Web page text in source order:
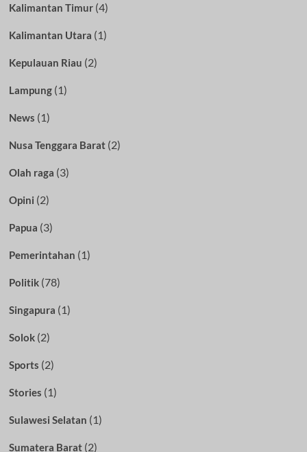
Kalimantan Timur(4)
Kalimantan Utara (1)
Kepulauan Riau (2)
Lampung(1)
News (1)
Nusa Tenggara Barat(2)
Olah raga (3)
Opini (2)
Papua (3)
Pemerintahan (1)
Politik(78)
Singapura (1)
Solok(2)
Sports (2)
Stories (1)
Sulawesi Selatan (1)
Sumatera Barat(2)